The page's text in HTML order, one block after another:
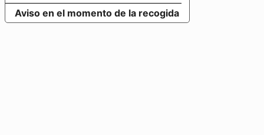
Aviso en el momento de la recogida